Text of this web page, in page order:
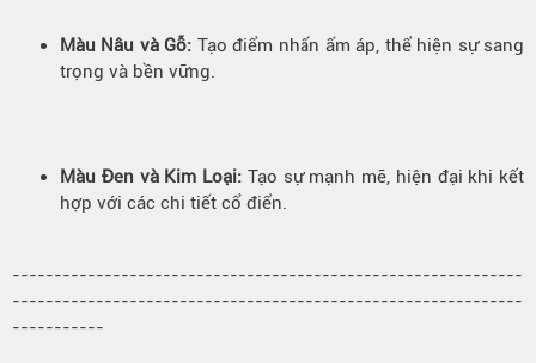
Màu Nâu và Gỗ: Tạo điểm nhấn ấm áp, thể hiện sự sang
trọng và bền vững.
Màu Đen và Kim Loại: Tạo sự mạnh mẽ, hiện đại khi kết
hợp với các chi tiết cổ điển.
-------------------------------------------------------------
-------------------------------------------------------------
-----------